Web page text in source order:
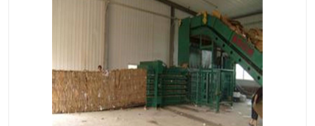
食品烘干机
输送机
半自动输送机 全自动输送机
冷却塔 食品螺旋塔